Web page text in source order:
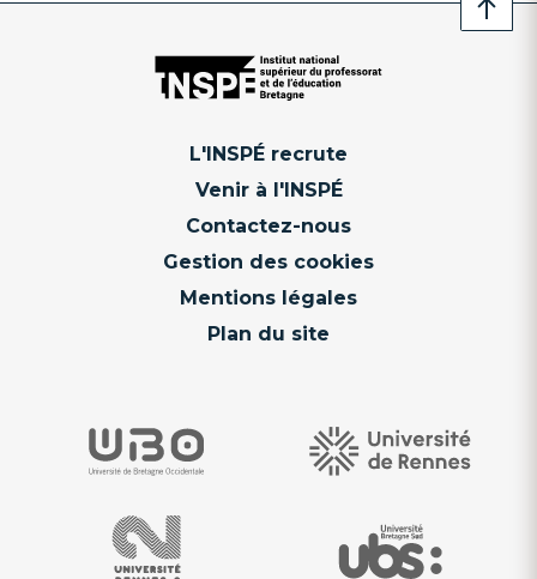
L'INSPÉ recrute
Venir à l'INSPÉ
Contactez-nous
Gestion des cookies
Mentions légales
Plan du site